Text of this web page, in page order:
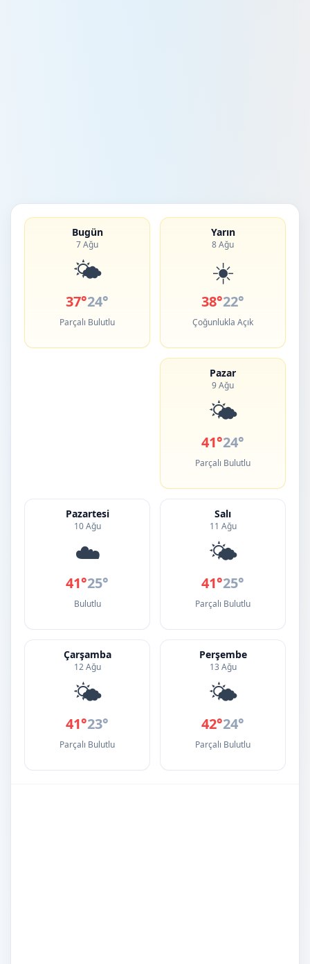
Bugün
7 Ağu
🌤️
37°24°
Parçalı Bulutlu
Yarın
8 Ağu
☀️
38°22°
Çoğunlukla Açık
Pazar
9 Ağu
🌤️
41°24°
Parçalı Bulutlu
Pazartesi
10 Ağu
☁️
41°25°
Bulutlu
Salı
11 Ağu
🌤️
41°25°
Parçalı Bulutlu
Çarşamba
12 Ağu
🌤️
41°23°
Parçalı Bulutlu
Perşembe
13 Ağu
🌤️
42°24°
Parçalı Bulutlu